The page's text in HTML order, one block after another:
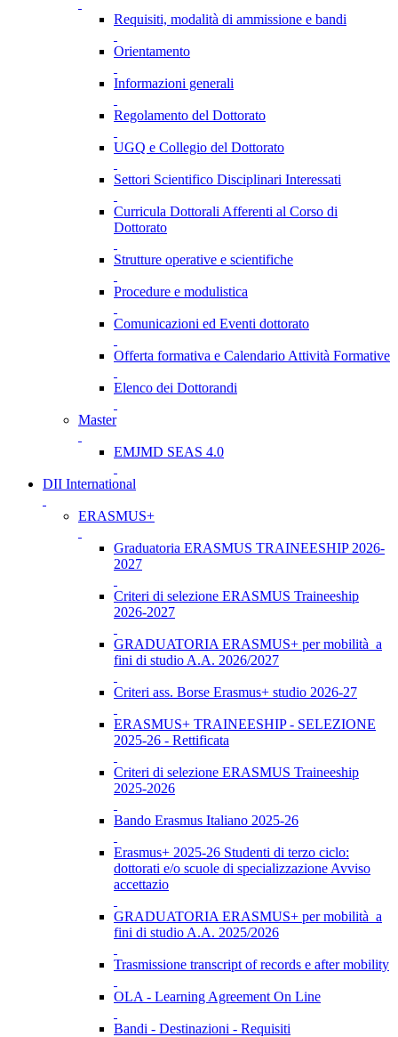
Requisiti, modalità di ammissione e bandi
Orientamento
Informazioni generali
Regolamento del Dottorato
UGQ e Collegio del Dottorato
Settori Scientifico Disciplinari Interessati
Curricula Dottorali Afferenti al Corso di
Dottorato
Strutture operative e scientifiche
Procedure e modulistica
Comunicazioni ed Eventi dottorato
Offerta formativa e Calendario Attività Formative
Elenco dei Dottorandi
Master
EMJMD SEAS 4.0
DII International
ERASMUS+
Graduatoria ERASMUS TRAINEESHIP 2026-
2027
Criteri di selezione ERASMUS Traineeship
2026-2027
GRADUATORIA ERASMUS+ per mobilità a
fini di studio A.A. 2026/2027
Criteri ass. Borse Erasmus+ studio 2026-27
ERASMUS+ TRAINEESHIP - SELEZIONE
2025-26 - Rettificata
Criteri di selezione ERASMUS Traineeship
2025-2026
Bando Erasmus Italiano 2025-26
Erasmus+ 2025-26 Studenti di terzo ciclo:
dottorati e/o scuole di specializzazione Avviso
accettazio
GRADUATORIA ERASMUS+ per mobilità a
fini di studio A.A. 2025/2026
Trasmissione transcript of records e after mobility
OLA - Learning Agreement On Line
Bandi - Destinazioni - Requisiti